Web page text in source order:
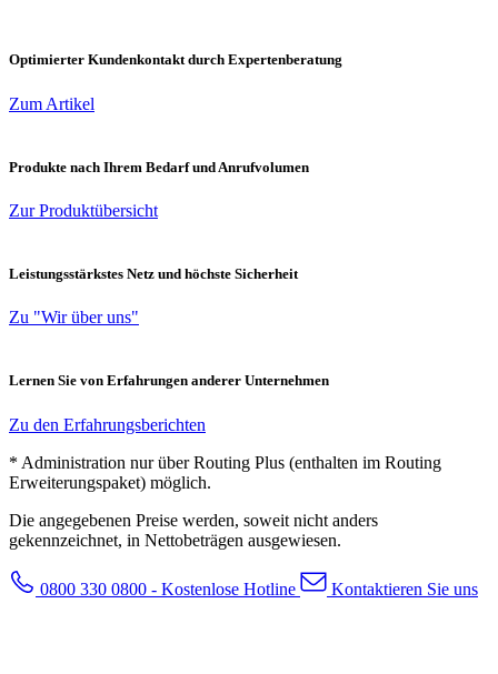
Optimierter Kundenkontakt durch Expertenberatung
Zum Artikel
Produkte nach Ihrem Bedarf und Anrufvolumen
Zur Produktübersicht
Leistungsstärkstes Netz und höchste Sicherheit
Zu "Wir über uns"
Lernen Sie von Erfahrungen anderer Unternehmen
Zu den Erfahrungsberichten
* Administration nur über Routing Plus (enthalten im Routing
Erweiterungspaket) möglich.
Die angegebenen Preise werden, soweit nicht anders
gekennzeichnet, in Nettobeträgen ausgewiesen.
0800 330 0800 - Kostenlose Hotline Kontaktieren Sie uns